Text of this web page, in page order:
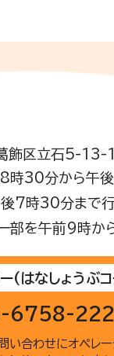
飾区立石5-
時30分から午
7時30分まで行
を午前9時か
(はなしょうぶ
6758-
い合わせにオペレー